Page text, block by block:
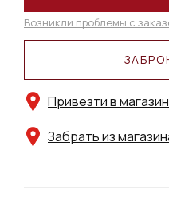
Привезти в магазин
Забрать из
Возникли проблемы с